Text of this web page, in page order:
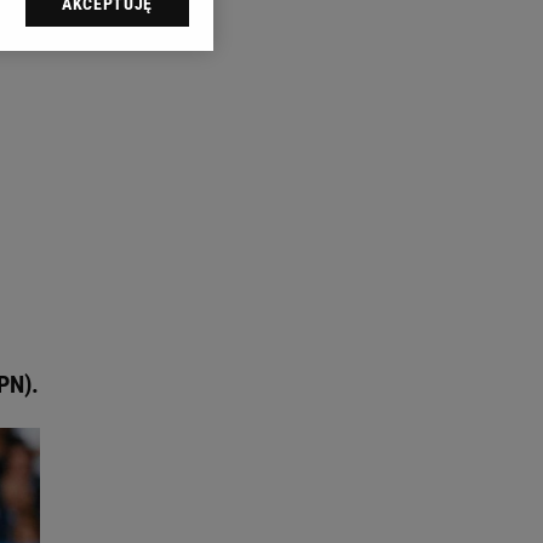
sp. z o.o., jej
swoje preferencje
celów identyfikacji.
reklam i treści,